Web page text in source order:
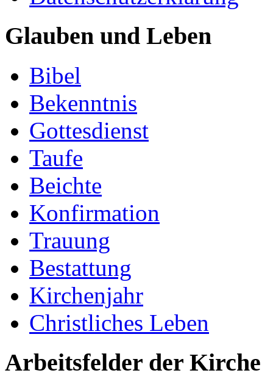
Glauben und Leben
Bibel
Bekenntnis
Gottesdienst
Taufe
Beichte
Konfirmation
Trauung
Bestattung
Kirchenjahr
Christliches Leben
Arbeitsfelder der Kirche